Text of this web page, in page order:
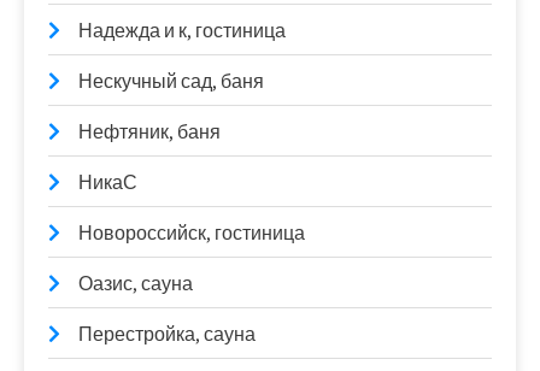
Надежда и к, гостиница
Нескучный сад, баня
Нефтяник, баня
НикаС
Новороссийск, гостиница
Оазис, сауна
Перестройка, сауна